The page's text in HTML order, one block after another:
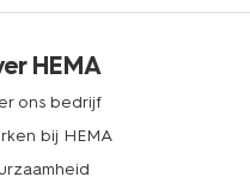
HEMA
ons bedrijf
bij HEMA